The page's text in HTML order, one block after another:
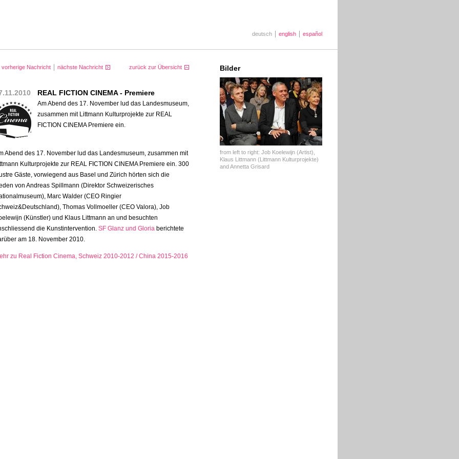
deutsch english español
vorherige Nachricht nächste Nachricht zurück zur Übersicht
REAL FICTION CINEMA - Premiere
Am Abend des 17. November lud das Landesmuseum,
zusammen mit Littmann Kulturprojekte zur REAL
FICTION CINEMA Premiere ein.
Abend des 17. November lud das Landesmuseum, zusammen mit
Kulturprojekte zur REAL FICTION CINEMAPremiere ein. 300
Gäste, vorwiegend aus Basel und Zürich hörten sich die
von Andreas Spillmann (Direktor Schweizerisches
Marc Walder (CEO Ringier
Thomas Vollmoeller (CEO Valora), Job
(Künstler) und Klaus Littmann an und besuchten
die Kunstintervention. SF Glanz und Gloria berichtete
am 18. November 2010.
zu Real Fiction Cinema, Schweiz 2010-2012 / China 2015-2016
Bilder
from left to right: Job Koelewijn (Artist),
Klaus Littmann (Littmann Kulturprojekte)
and Annetta Grisard